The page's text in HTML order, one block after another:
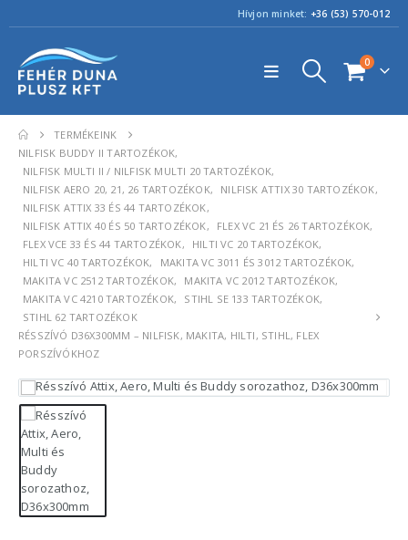
Hívjon minket: +36 (53) 570-012
0
TERMÉKEINK
NILFISK BUDDY II TARTOZÉKOK,
NILFISK MULTI II / NILFISK MULTI 20 TARTOZÉKOK,
NILFISK AERO 20, 21, 26 TARTOZÉKOK, NILFISK ATTIX 30 TARTOZÉKOK,
NILFISK ATTIX 33 ÉS 44 TARTOZÉKOK,
NILFISK ATTIX 40 ÉS 50 TARTOZÉKOK, FLEX VC 21 ÉS 26 TARTOZÉKOK,
FLEX VCE 33 ÉS 44 TARTOZÉKOK, HILTI VC 20 TARTOZÉKOK,
HILTI VC 40 TARTOZÉKOK, MAKITA VC 3011 ÉS 3012 TARTOZÉKOK,
MAKITA VC 2512 TARTOZÉKOK, MAKITA VC 2012 TARTOZÉKOK,
MAKITA VC 4210 TARTOZÉKOK, STIHL SE 133 TARTOZÉKOK,
STIHL 62 TARTOZÉKOK
RÉSSZÍVÓ D36X300MM – NILFISK, MAKITA, HILTI, STIHL, FLEX
PORSZÍVÓKHOZ